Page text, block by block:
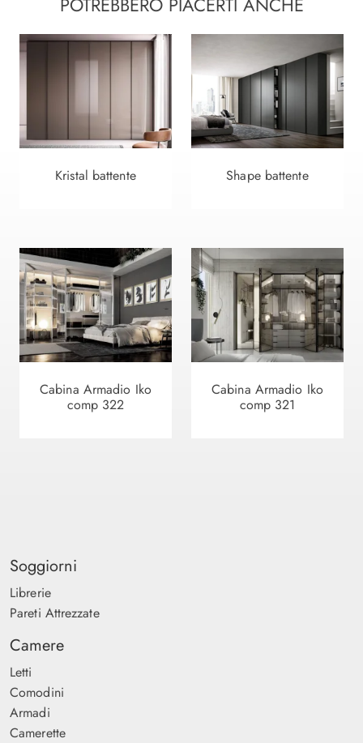
Kristal battente Shape battente
Cabina Armadio Iko
comp 322
Cabina Armadio Iko
comp 321
Soggiorni
Librerie
Pareti Attrezzate
Camere
Letti
Comodini
Armadi
Camerette